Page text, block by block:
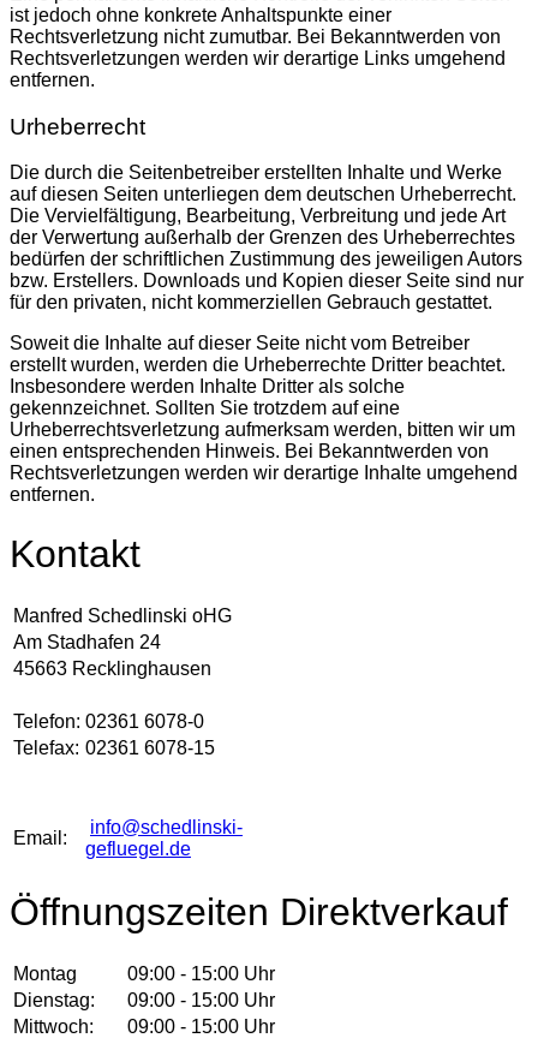
ist jedoch ohne konkrete Anhaltspunkte einer
Rechtsverletzung nicht zumutbar. Bei Bekanntwerden von
Rechtsverletzungen werden wir derartige Links umgehend
entfernen.
Urheberrecht
Die durch die Seitenbetreiber erstellten Inhalte und Werke
auf diesen Seiten unterliegen dem deutschen Urheberrecht.
Die Vervielfältigung, Bearbeitung, Verbreitung und jede Art
der Verwertung außerhalb der Grenzen des Urheberrechtes
bedürfen der schriftlichen Zustimmung des jeweiligen Autors
bzw. Erstellers. Downloads und Kopien dieser Seite sind nur
für den privaten, nicht kommerziellen Gebrauch gestattet.
Soweit die Inhalte auf dieser Seite nicht vom Betreiber
erstellt wurden, werden die Urheberrechte Dritter beachtet.
Insbesondere werden Inhalte Dritter als solche
gekennzeichnet. Sollten Sie trotzdem auf eine
Urheberrechtsverletzung aufmerksam werden, bitten wir um
einen entsprechenden Hinweis. Bei Bekanntwerden von
Rechtsverletzungen werden wir derartige Inhalte umgehend
entfernen.
Kontakt
Manfred Schedlinski oHG
Am Stadhafen 24
45663 Recklinghausen
Telefon: 02361 6078-0
Telefax: 02361 6078-15
Email:
info@schedlinski-
gefluegel.de
Öffnungszeiten Direktverkauf
Montag
09:00 - 15:00 Uhr
Dienstag:
09:00 - 15:00 Uhr
Mittwoch:
09:00 - 15:00 Uhr